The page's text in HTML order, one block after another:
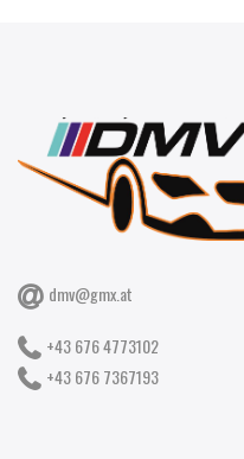
dmv@gmx.at
+43 676 4773102
+43 676 7367193